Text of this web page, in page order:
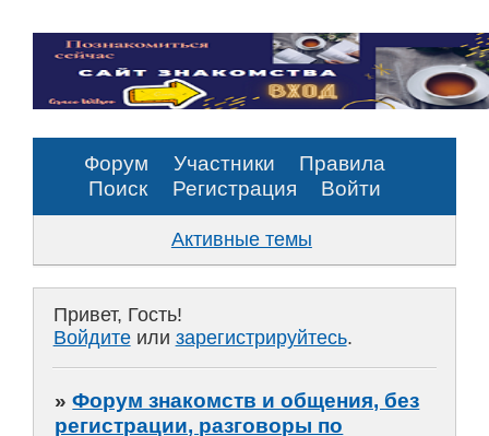
Форум Участники
Правила
Поиск
Регистрация Войти
Активные темы
Привет, Гость!
Войдитеили зарегистрируйтесь.
»Форум знакомств и общения, без
регистрации, разговоры по